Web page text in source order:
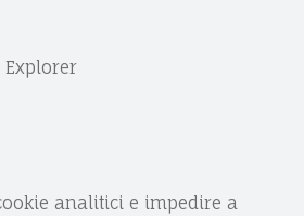
analitici e impedire a